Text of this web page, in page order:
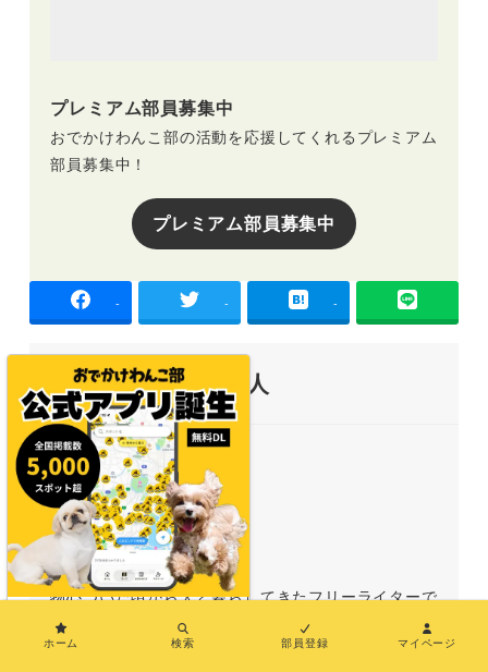
プレミアム部員募集中
おでかけわんこ部の活動を応援してくれるプレミアム
部員募集中！
プレミアム部員募集中
- - -
この記事を書いた人
lisa
物心ついた頃から犬と暮らしてきたフリーライターで
す。現在はビビりで甘えん坊の愛犬マル君と生活中。
主に関西・北陸・東海エリアを中心におでかけを楽し
ホーム 検索 部員登録 マイページ